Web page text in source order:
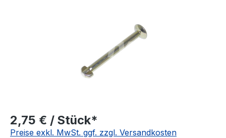
2,75 € / Stück*
Preise exkl. MwSt. ggf. zzgl. Versandkosten